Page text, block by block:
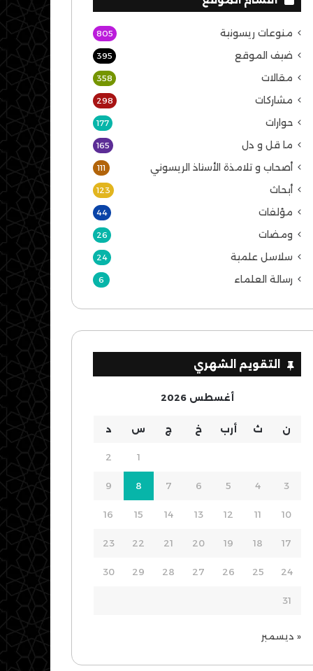
منوعات ريسونية 805
ضيف الموقع 395
مقالات 358
مشاركات 298
حوارات 177
ما قل و دل 165
أصحاب و تلامذة الأستاذ الريسوني 111
أبحاث 123
مؤلفات 44
ومضات 26
سلاسل علمية 24
رسالة العلماء 6
التقويم الشهري
أغسطس 2026
ن ث أرب خ ج س د
1
2
3
4
5
6
7
8
9
10
11
12
13
14
15
16
17
18
19
20
21
22
23
24
25
26
27
28
29
30
31
« ديسمبر